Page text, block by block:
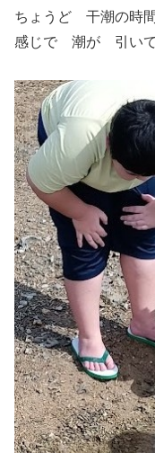
ちょうど 干潮の時
感じで 潮が 引い